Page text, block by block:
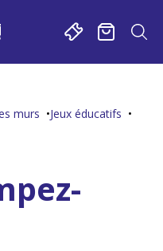
recherche
murs
Jeux éducatifs